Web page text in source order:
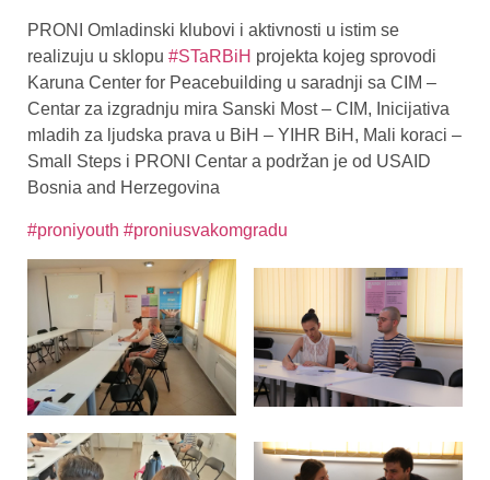
PRONI Omladinski klubovi i aktivnosti u istim se
realizuju u sklopu #STaRBiH projekta kojeg sprovodi
Karuna Center for Peacebuilding u saradnji sa CIM –
Centar za izgradnju mira Sanski Most – CIM, Inicijativa
mladih za ljudska prava u BiH – YIHR BiH, Mali koraci –
Small Steps i PRONI Centar a podržan je od USAID
Bosnia and Herzegovina
#proniyouth #proniusvakomgradu